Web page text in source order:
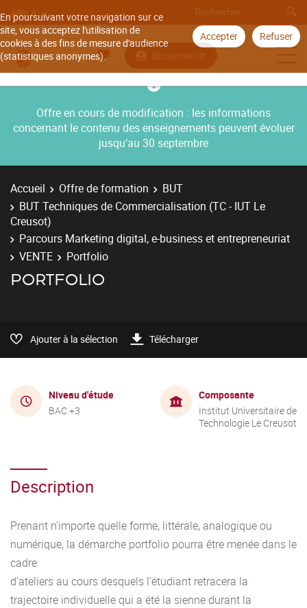
En poursuivant votre navigation sur ce
site, vous acceptez l'utilisation de
cookies à des fins de mesure d'audience
(statistiques anonymes).
Accepter Refuser
Aller à
Se connecter
Offre en cours de modification : les informations
concernant le contenu des enseignements peuvent évoluer
jusqu’au 30 septembre
Accueil Offre de formation
BUT
BUT Techniques de Commercialisation (TC - IUT Le
Creusot)
Parcours Marketing digital, e-business et entrepreneuriat
VENTE
Portfolio
PORTFOLIO
Ajouter à la sélection Télécharger
Niveau d'étude
BAC +3
Composante
Institut Universitaire de
Technologie Le Creusot
Description
Prenant n’importe quelle forme, littérale, analogique ou
numérique, la démarche portfolio pourra être menée dans le
cadre
d’ateliers au cours desquels l’étudiant retracera la
trajectoire individuelle qui a été la sienne durant la